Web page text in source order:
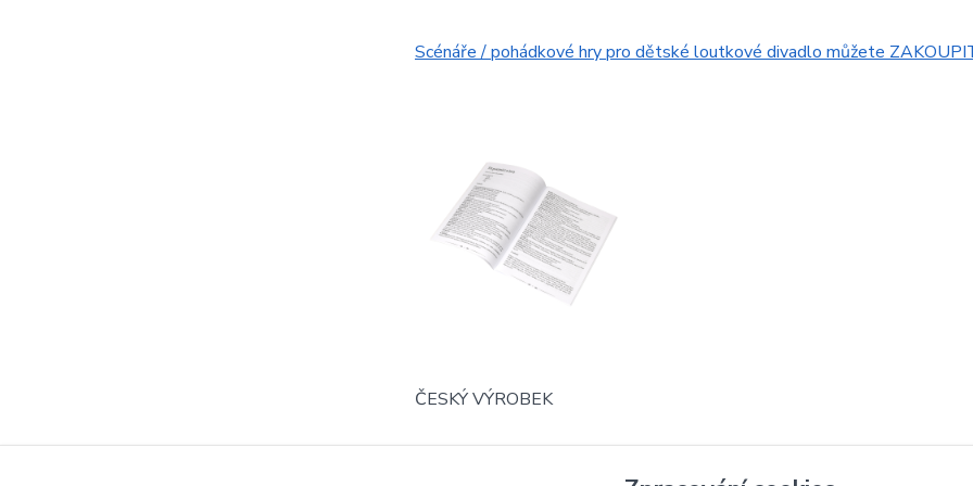
Scénáře / pohádkové hry pro dětské loutkové divadlo můžete
ČESKÝ VÝROBEK